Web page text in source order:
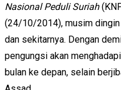
Nasional Peduli Suriah
(24/10/2014), musim
dan sekitarnya. Dengan
pengungsi akan
bulan ke depan, selain